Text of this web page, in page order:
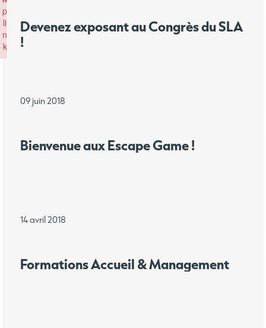
Devenez exposant au Congrès du SLA
!
09 juin 2018
Bienvenue aux Escape Game !
14 avril 2018
Formations Accueil & Management
p
li
n
k
to initialize plugin: wplink